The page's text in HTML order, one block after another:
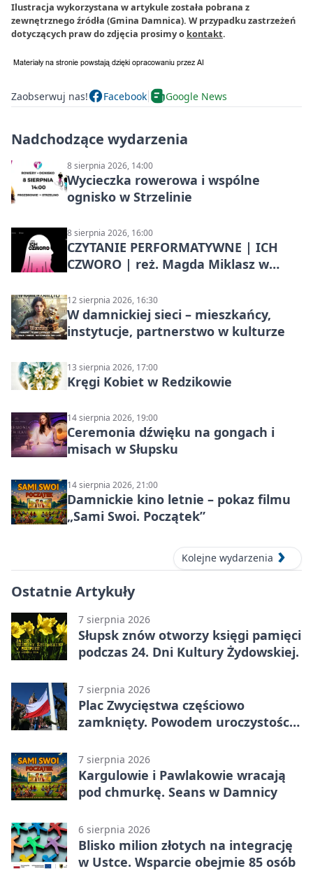
Ilustracja wykorzystana w artykule została pobrana z
zewnętrznego źródła (Gmina Damnica). W przypadku zastrzeżeń
dotyczących praw do zdjęcia prosimy o kontakt.
Zaobserwuj nas! Facebook Google News
Nadchodzące wydarzenia
8 sierpnia 2026, 14:00
Wycieczka rowerowa i wspólne
ognisko w Strzelinie
8 sierpnia 2026, 16:00
CZYTANIE PERFORMATYWNE | ICH
CZWORO | reż. Magda Miklasz w
12 sierpnia 2026, 16:30
W damnickiej sieci – mieszkańcy,
instytucje, partnerstwo w kulturze
13 sierpnia 2026, 17:00
Kręgi Kobiet w Redzikowie
14 sierpnia 2026, 19:00
Ceremonia dźwięku na gongach i
misach w Słupsku
14 sierpnia 2026, 21:00
Damnickie kino letnie – pokaz filmu
„Sami Swoi. Początek”
Kolejne wydarzenia
Ostatnie Artykuły
7 sierpnia 2026
Słupsk znów otworzy księgi pamięci
podczas 24. Dni Kultury Żydowskiej.
7 sierpnia 2026
Plac Zwycięstwa częściowo
zamknięty. Powodem uroczystości
7 sierpnia 2026
Kargulowie i Pawlakowie wracają
pod chmurkę. Seans w Damnicy
6 sierpnia 2026
Blisko milion złotych na integrację
w Ustce. Wsparcie obejmie 85 osób